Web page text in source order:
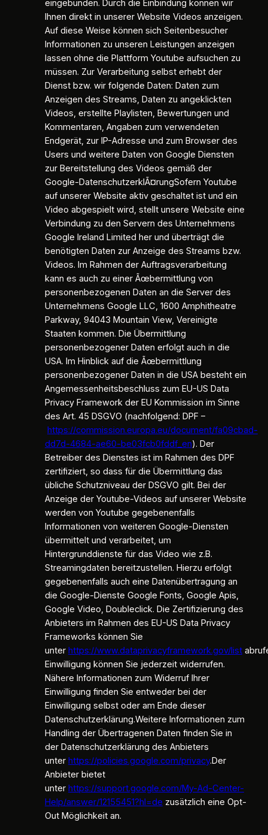
eingebunden. Durch die Einbindung können wir
Ihnen direkt in unserer Website Videos anzeigen.
Auf diese Weise können sich Seitenbesucher
Informationen zu unseren Leistungen anzeigen
lassen ohne die Plattform Youtube aufsuchen zu
müssen. Zur Verarbeitung selbst erhebt der
Dienst bzw. wir folgende Daten: Daten zum
Anzeigen des Streams, Daten zu angeklickten
Videos, erstellte Playlisten, Bewertungen und
Kommentaren, Angaben zum verwendeten
Endgerät, zur IP-Adresse und zum Browser des
Users und weitere Daten von Google Diensten
zur Bereitstellung des Videos gemäß der
Google-DatenschutzerklÃ¤rungSofern Youtube
auf unserer Website aktiv geschaltet ist und ein
Video abgespielt wird, stellt unsere Website eine
Verbindung zu den Servern des Unternehmens
Google Ireland Limited her und überträgt die
benötigten Daten zur Anzeige des Streams bzw.
Videos. Im Rahmen der Auftragsverarbeitung
kann es auch zu einer Ãœbermittlung von
personenbezogenen Daten an die Server des
Unternehmens Google LLC, 1600 Amphitheatre
Parkway, 94043 Mountain View, Vereinigte
Staaten kommen. Die Übermittlung
personenbezogener Daten erfolgt auch in die
USA. Im Hinblick auf die Ãœbermittlung
personenbezogener Daten in die USA besteht ein
Angemessenheitsbeschluss zum EU-US Data
Privacy Framework der EU Kommission im Sinne
des Art. 45 DSGVO (nachfolgend: DPF –
https://commission.europa.eu/document/fa09cbad-
dd7d-4684-ae60-be03fcb0fddf_en). Der
Betreiber des Dienstes ist im Rahmen des DPF
zertifiziert, so dass für die Übermittlung das
übliche Schutzniveau der DSGVO gilt. Bei der
Anzeige der Youtube-Videos auf unserer Website
werden von Youtube gegebenenfalls
Informationen von weiteren Google-Diensten
übermittelt und verarbeitet, um
Hintergrunddienste für das Video wie z.B.
Streamingdaten bereitzustellen. Hierzu erfolgt
gegebenenfalls auch eine Datenübertragung an
die Google-Dienste Google Fonts, Google Apis,
Google Video, Doubleclick. Die Zertifizierung des
Anbieters im Rahmen des EU-US Data Privacy
Frameworks können Sie
unter https://www.dataprivacyframework.gov/list
Einwilligung können Sie jederzeit widerrufen.
Nähere Informationen zum Widerruf Ihrer
Einwilligung finden Sie entweder bei der
Einwilligung selbst oder am Ende dieser
Datenschutzerklärung.Weitere Informationen zum
Handling der Übertragenen Daten finden Sie in
der Datenschutzerklärung des Anbieters
unter https://policies.google.com/privacy.Der
Anbieter bietet
unter https://support.google.com/My-Ad-Center-
Help/answer/12155451?hl=de zusätzlich eine Opt-
Out Möglichkeit an.